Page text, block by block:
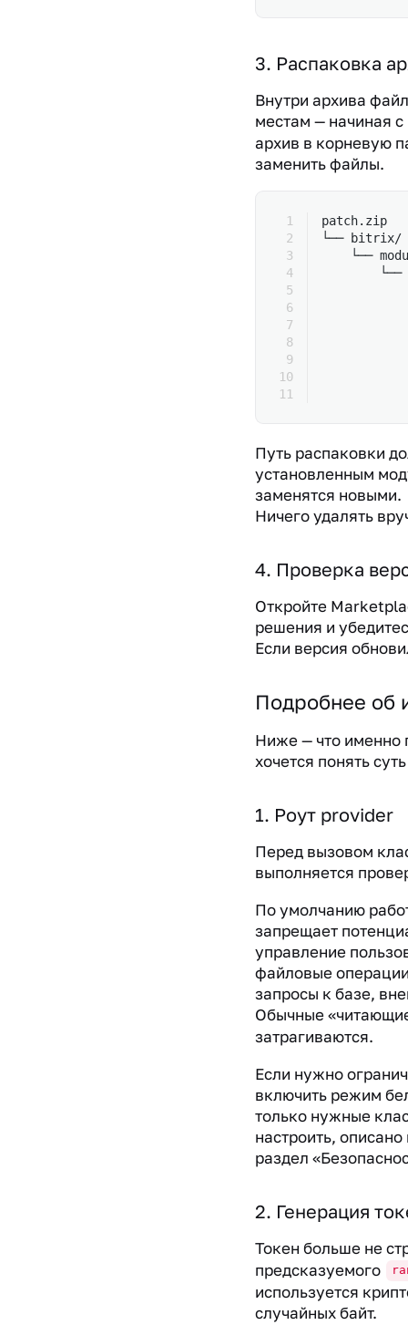
3. Распаковка
Внутри архива
местам — начиная
архив в корневую
заменить файлы.
patch.zip
└── bitrix/
└──
└──
Путь распаковки
установленным
заменятся новыми.
Ничего удалять
4. Проверка
Откройте
решения и
Если версия
Подробнее об
Ниже — что именно
хочется понять
1. Роут provider
Перед вызовом
выполняется
По умолчанию
запрещает
управление
файловые
запросы к базе,
Обычные
затрагиваются.
Если нужно
включить режим
только нужные
настроить, описано
раздел
2. Генерация
Токен больше не
предсказуемого
используется
случайных байт.